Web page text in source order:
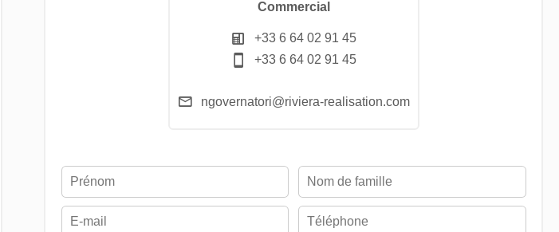
Commercial
+33 6 64 02 91 45
+33 6 64 02 91 45
ngovernatori@riviera-realisation.com